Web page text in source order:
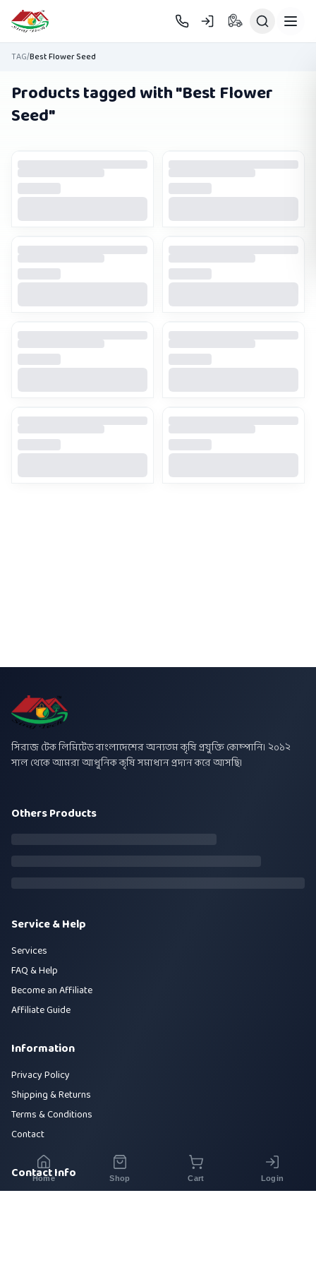
Skip to main content
TAG/Best Flower Seed
Products tagged with "Best Flower
Seed"
সিরাজ টেক লিমিটেড বাংলাদেশের অন্যতম কৃষি প্রযুক্তি কোম্পানি। ২০১২
সাল থেকে আমরা আধুনিক কৃষি সমাধান প্রদান করে আসছি।
Others Products
Service & Help
Services
FAQ & Help
Become an Affiliate
Affiliate Guide
Information
Privacy Policy
Shipping & Returns
Terms & Conditions
Contact
Contact Info
Home Shop Cart Login